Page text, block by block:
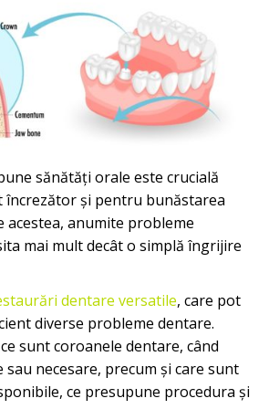
sănătăți orale este crucială
încrezător și pentru bunăstarea
acestea, anumite probleme
mai mult decât o simplă îngrijire
dentare versatile, care pot
diverse probleme dentare.
sunt coroanele dentare, când
necesare, precum și care sunt
ce presupune procedura și